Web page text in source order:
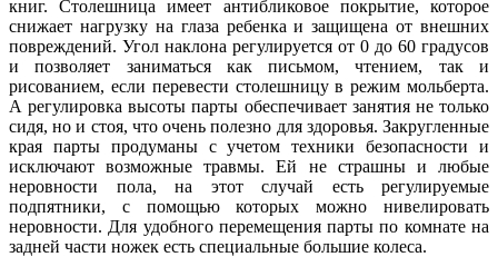
книг. Столешница имеет антибликовое покрытие, которое
снижает нагрузку на глаза ребенка и защищена от внешних
повреждений. Угол наклона регулируется от 0 до 60 градусов
и позволяет заниматься как письмом, чтением, так и
рисованием, если перевести столешницу в режим мольберта.
А регулировка высоты парты обеспечивает занятия не только
сидя, но и стоя, что очень полезно для здоровья. Закругленные
края парты продуманы с учетом техники безопасности и
исключают возможные травмы. Ей не страшны и любые
неровности пола, на этот случай есть регулируемые
подпятники, с помощью которых можно нивелировать
неровности. Для удобного перемещения парты по комнате на
задней части ножек есть специальные большие колеса.